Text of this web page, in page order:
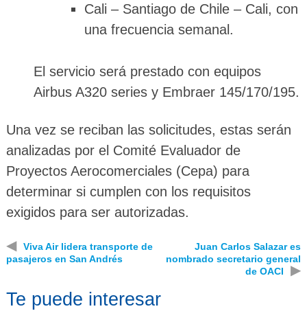
Cali – Santiago de Chile – Cali, con
una frecuencia semanal.
El servicio será prestado con equipos
Airbus A320 series y Embraer 145/170/195.
Una vez se reciban las solicitudes, estas serán
analizadas por el Comité Evaluador de
Proyectos Aerocomerciales (Cepa) para
determinar si cumplen con los requisitos
exigidos para ser autorizadas.
◀
Viva Air lidera transporte de
pasajeros en San Andrés
Juan Carlos Salazar es
nombrado secretario general
de OACI
▶
Te puede interesar